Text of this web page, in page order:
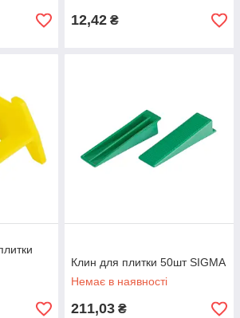
12,42 ₴
Клин для плитки 50шт SIGMA
Немає в наявності
211,03 ₴